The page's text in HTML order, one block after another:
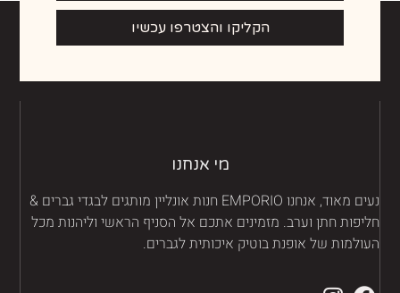
הקליקו והצטרפו עכשיו
מי אנחנו
נעים מאוד, אנחנו EMPORIO חנות אונליין מותגים לבגדי גברים &
חתן וערב. מזמינים אתכם אל הסניף הראשי וליהנות מכל
של אופנת בוטיק איכותית לגברים.